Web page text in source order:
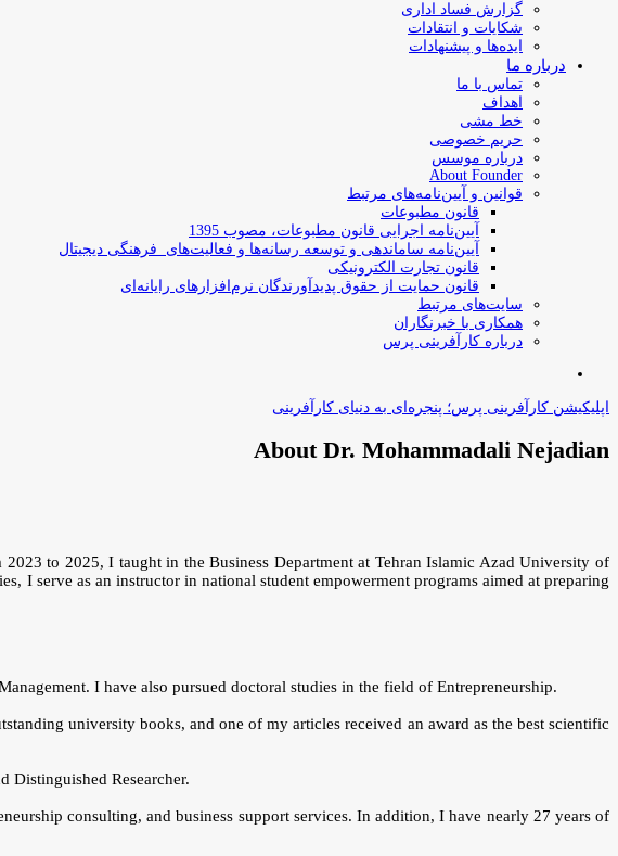
گزارش فساد اداری
شکایات و انتقادات
ایده‌ها و پیشنهادات
درباره ما
تماس با ما
اهداف
خط مشی
حریم خصوصی
درباره موسس
About Founder
قوانین و آیین‌نامه‌های مرتبط
‌قانون مطبوعات
آیین‌نامه اجرایی قانون مطبوعات، مصوب 1395
آیین‌نامه سامان­دهی و توسعه رسانه­‌ها و فعالیت‌­های فرهنگی دیجیتال
قانون تجارت الکترونیکی
قانون حمایت از حقوق پدیدآورندگان نرم‌افزارهای رایانه‌ای
سایت‌های مرتبط
همکاری با خبرنگاران
درباره کارآفرینی پرس
اپلیکیشن کارآفرینی پرس؛ پنجره‌ای به دنیای کارآفرینی
About Dr. Mohammadali Nejadian
to 2025, I taught in the Business Department at Tehran Islamic Azad University of
I serve as an instructor in national student empowerment programs aimed at preparing
I have also pursued doctoral studies in the field of Entrepreneurship.
university books, and one of my articles received an award as the best scientific
Distinguished Researcher.
consulting, and business support services. In addition, I have nearly 27 years of